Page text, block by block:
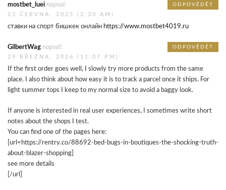
mostbet_luei napsal:
23 ČERVNA, 2025 (2:30 AM)
ставки на спорт бишкек онлайн https://www.mostbet4019.ru
ODPOVĚDĚT
GilbertWag napsal:
29 BŘEZNA, 2026 (11:07 PM)
If the first order goes well, I slowly try more products from the same
place. I also think about how easy it is to track a parcel once it ships. For
light summer tops I keep to my normal size to avoid a baggy look.
If anyone is interested in real user experiences, I sometimes write short
notes about the shops I test.
You can find one of the pages here:
[url=https://rentry.co/88692-bed-bugs-in-boutiques-the-shocking-truth-
about-blazer-shopping]
see more details
[/url]
ODPOVĚDĚT